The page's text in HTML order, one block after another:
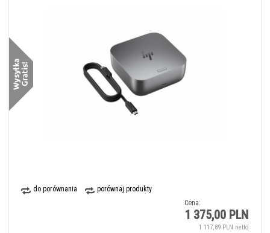
do porównania
porównaj produkty
Cena:
1 375,00 PLN
1 117,89 PLN netto